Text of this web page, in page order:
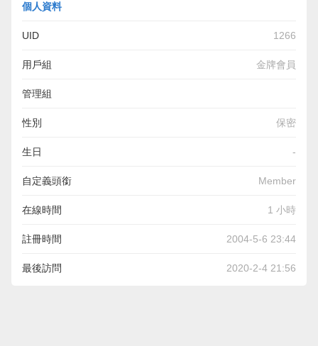
個人資料
UID 1266
用戶組 金牌會員
管理組
性別 保密
生日 -
自定義頭銜 Member
在線時間 1 小時
註冊時間 2004-5-6 23:44
最後訪問 2020-2-4 21:56